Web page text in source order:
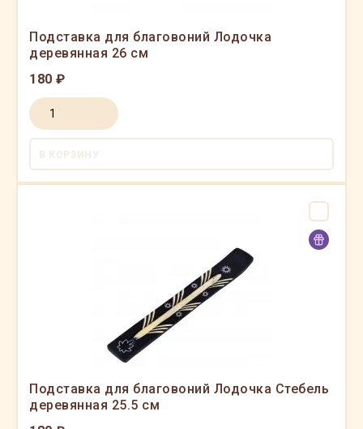
Подставка для благовоний Лодочка
деревянная 26 см
180 ₽
В КОРЗИНУ
Подставка для благовоний Лодочка Стебель
деревянная 25.5 см